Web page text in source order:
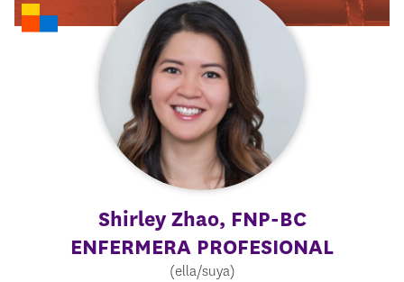
Shirley Zhao, FNP-BC
ENFERMERA PROFESIONAL
(ella/suya)